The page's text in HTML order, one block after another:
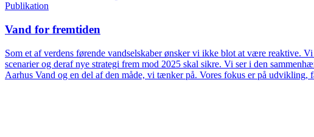
Publikation
Vand for fremtiden
Som et af verdens førende vandselskaber ønsker vi ikke blot at være reaktive.
scenarier og deraf nye strategi frem mod 2025 skal sikre. Vi ser i den
Aarhus Vand og en del af den måde, vi tænker på. Vores fokus er på udvikling,